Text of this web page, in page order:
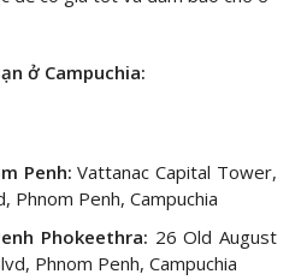
ở Campuchia:
Penh: Vattanac Capital Tower,
Phnom Penh, Campuchia
Phokeethra: 26 Old August
Phnom Penh, Campuchia